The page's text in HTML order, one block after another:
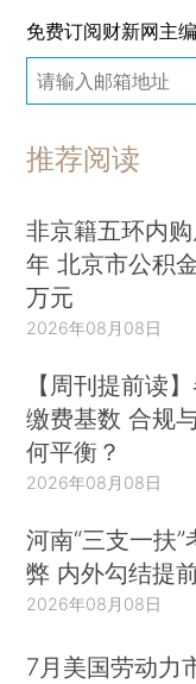
免费订阅财新网主
推荐阅读
非京籍五环内
年 北京市公积
万元
2026年08月08日
【周刊提前读
缴费基数 合规
何平衡？
2026年08月08日
河南“三支一扶
弊 内外勾结提
2026年08月08日
7月美国劳动力